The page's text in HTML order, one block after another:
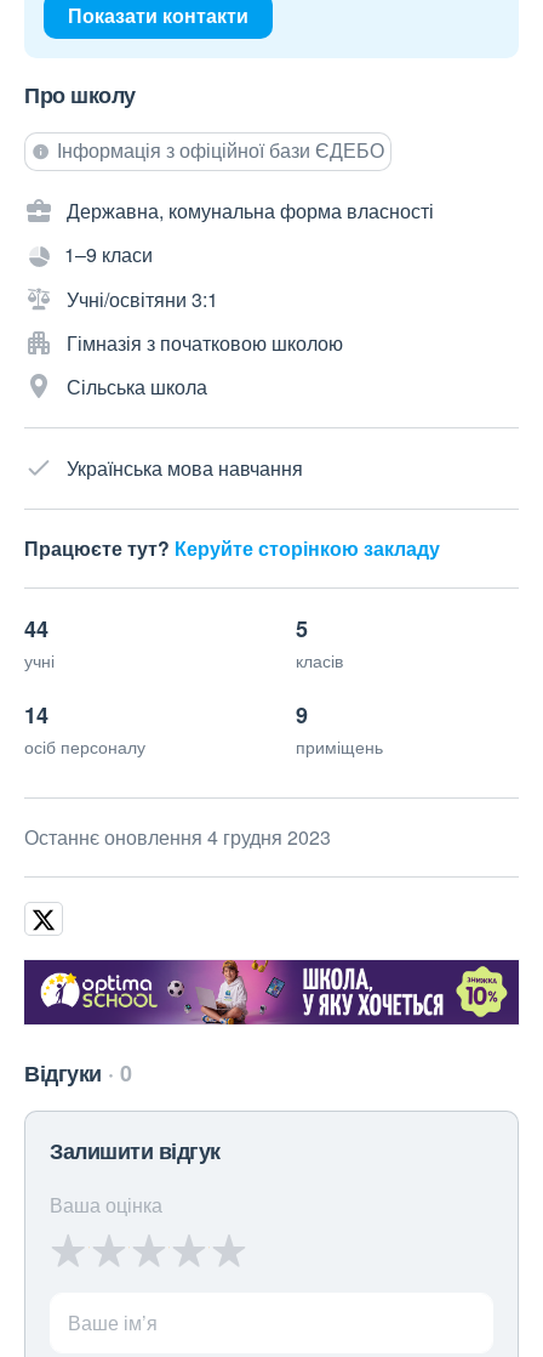
Показати контакти
Про школу
Інформація з офіційної бази ЄДЕБО
Державна, комунальна форма власності
1–9 класи
Учні/освітяни 3:1
Гімназія з початковою школою
Сільська школа
Українська мова навчання
Працюєте тут? Керуйте сторінкою закладу
44
учні
5
класів
14
осіб персоналу
9
приміщень
Останнє оновлення 4 грудня 2023
Відгуки 0
Залишити відгук
Ваша оцінка
Ваше ім’я